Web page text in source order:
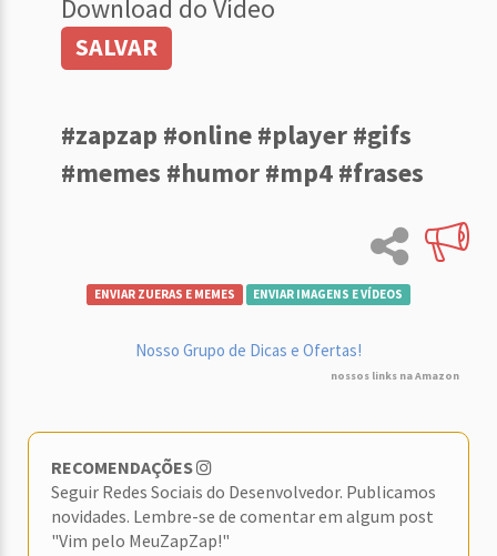
Download do Vídeo
SALVAR
#zapzap #online #player #gifs
#memes #humor #mp4 #frases
ENVIAR ZUERAS E MEMES ENVIAR IMAGENS E VÍDEOS
Nosso Grupo de Dicas e Ofertas!
nossos links na Amazon
RECOMENDAÇÕES
Seguir Redes Sociais do Desenvolvedor. Publicamos
novidades. Lembre-se de comentar em algum post
"Vim pelo MeuZapZap!"